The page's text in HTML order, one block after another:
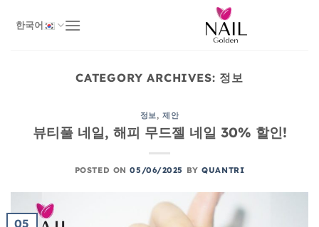
한국어
CATEGORY ARCHIVES: 정보
정보,제안
뷰티풀 네일, 해피 무드젤 네일 30% 할인!
POSTED ON05/06/2025 BYQUANTRI
05